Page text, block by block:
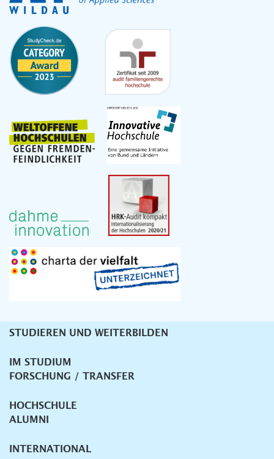
Unternavigation
STUDIEREN UND WEITERBILDEN
IM STUDIUM
FORSCHUNG / TRANSFER
HOCHSCHULE
ALUMNI
INTERNATIONAL